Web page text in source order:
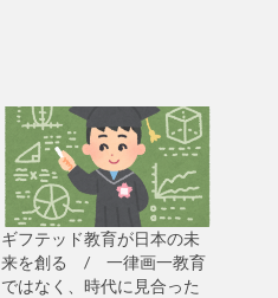
ギフテッド教育が日本の未
来を創る / 一律画一教育
ではなく、時代に見合った